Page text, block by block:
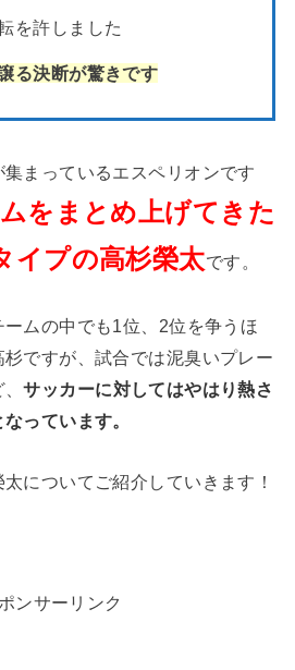
を許しました
る決断が驚きです
まっているエスペリオンです
をまとめ上げてきた
イプの高杉榮太です。
ムの中でも1位、2位を争うほ
ですが、試合では泥臭いプレー
、サッカーに対してはやはり熱さ
っています。
についてご紹介していきます！
ンサーリンク